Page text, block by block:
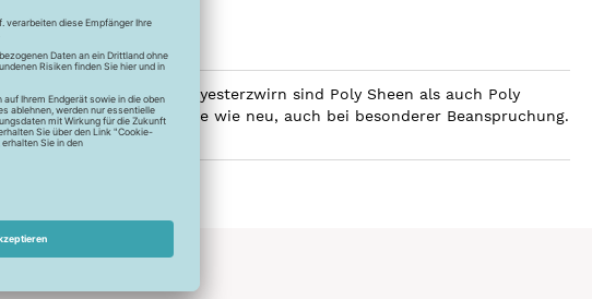
den trilobalen Polyesterzwirn sind Poly Sheen als auch Poly
tolle Glanz über Jahre wie neu, auch bei besonderer Beanspruchung.